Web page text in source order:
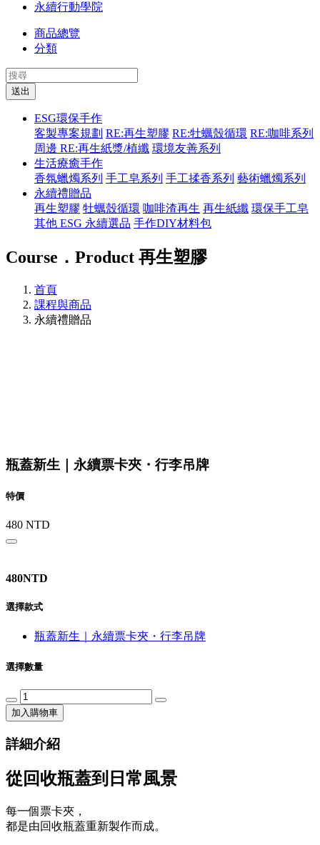
永續行動學院
商品總覽
分類
送出
ESG環保手作
客製專案規劃 RE:再生塑膠 RE:牡蠣殼循環 RE:咖啡系列
周邊 RE:再生紙漿/植纖 環境友善系列
生活療癒手作
香氛蠟燭系列 手工皂系列 手工揉香系列 藝術蠟燭系列
永續禮贈品
再生塑膠 牡蠣殼循環 咖啡渣再生 再生紙纖 環保手工皂
其他 ESG 永續選品 手作DIY材料包
Course．Product 再生塑膠
首頁
課程與商品
永續禮贈品
瓶蓋新生｜永續票卡夾・行李吊牌
特價
480 NTD
480NTD
選擇款式
瓶蓋新生｜永續票卡夾・行李吊牌
選擇數量
加入購物車
詳細介紹
從回收瓶蓋到日常風景
每一個票卡夾，
都是由回收瓶蓋重新製作而成。